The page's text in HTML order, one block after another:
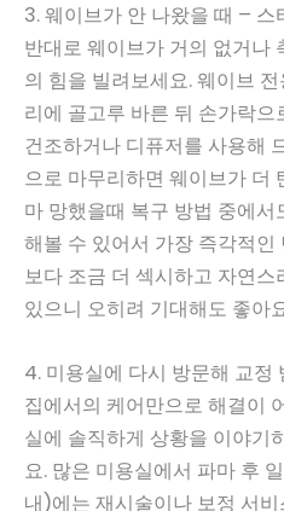
3. 웨이브가 안 나왔을 때 –
반대로 웨이브가 거의 없거나
의 힘을 빌려보세요. 웨이브
리에 골고루 바른 뒤 손가락
건조하거나 디퓨저를 사용해
으로 마무리하면 웨이브가 더
마 망했을때 복구 방법 중에
해볼 수 있어서 가장 즉각적
보다 조금 더 섹시하고 자연
있으니 오히려 기대해도 좋아
4. 미용실에 다시 방문해 교정
집에서의 케어만으로 해결이
실에 솔직하게 상황을 이야기
요. 많은 미용실에서 파마 후
내)에는 재시술이나 보정 서